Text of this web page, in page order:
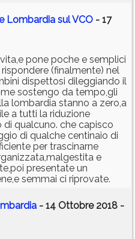
Lombardia sul VCO - 17
pone poche e semplici
(finalmente) nel
dispettosi dileggiando il
sostengo da tempo,gli
lombardia stanno a zero,a
a tutti la riduzione
di qualcuno. che capisco
di qualche centinaio di
per trascinarne
e
presentate un
semmai ci riprovate.
- 14 Ottobre 2018 -